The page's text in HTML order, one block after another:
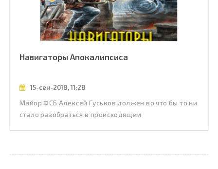
Навигаторы Апокалипсиса
15-сен-2018, 11:28
Майор ФСБ Алексей Гуськов должен во что бы то ни
стало разобраться в происходящем